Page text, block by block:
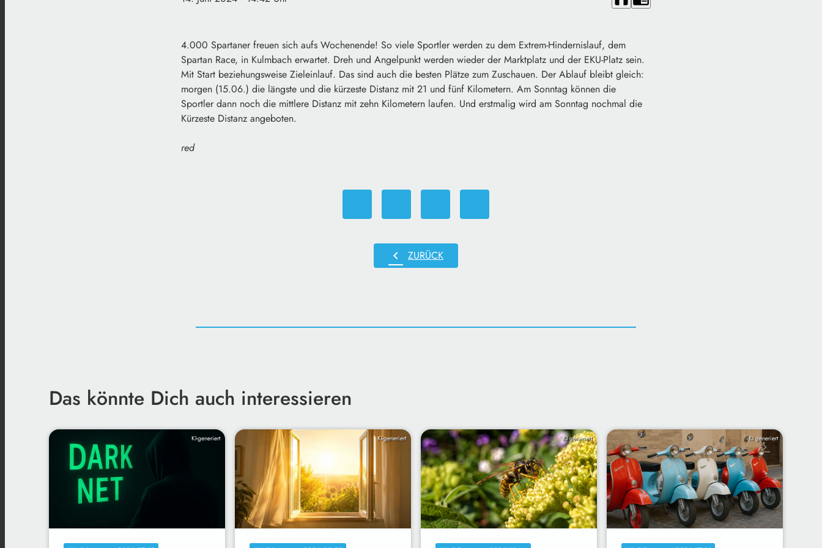
4.000 Spartaner freuen sich aufs Wochenende! So viele Sportler werden zu dem Extrem-Hindernislauf, dem
Spartan Race, in Kulmbach erwartet. Dreh und Angelpunkt werden wieder der Marktplatz und der EKU-Platz sein.
Mit Start beziehungsweise Zieleinlauf. Das sind auch die besten Plätze zum Zuschauen. Der Ablauf bleibt gleich:
morgen (15.06.) die längste und die kürzeste Distanz mit 21 und fünf Kilometern. Am Sonntag können die
Sportler dann noch die mittlere Distanz mit zehn Kilometern laufen. Und erstmalig wird am Sonntag nochmal die
Kürzeste Distanz angeboten.
red
chevron_left ZURÜCK
Das könnte Dich auch interessieren
KI-generiert KI-generiert KI generiert KI generiert